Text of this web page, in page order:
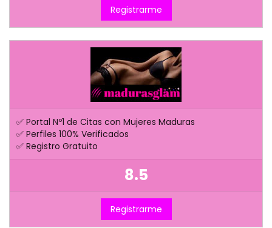
Registrarme
✅ Portal Nº1 de Citas con Mujeres Maduras
✅ Perfiles 100% Verificados
✅ Registro Gratuito
8.5
Registrarme